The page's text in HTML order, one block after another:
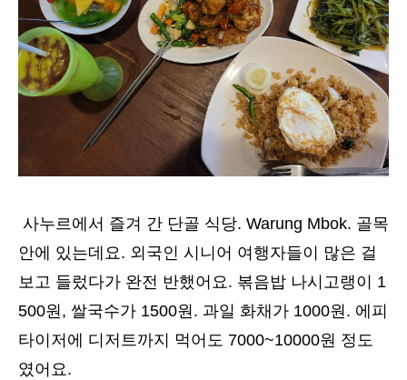
사누르에서 즐겨 간 단골 식당. Warung Mbok. 골목
안에 있는데요. 외국인 시니어 여행자들이 많은 걸
보고 들렀다가 완전 반했어요. 볶음밥 나시고랭이 1
500원, 쌀국수가 1500원. 과일 화채가 1000원. 에피
타이저에 디저트까지 먹어도 7000~10000원 정도
였어요.